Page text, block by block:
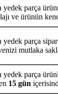
yedek parça
ve ürünün
yedek parça
mutlaka
yedek parça
15 gün